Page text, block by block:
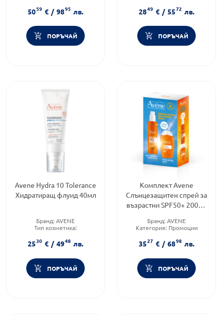
Форма на продукта:
комплект
5059 € / 9895 лв.
ПОРЪЧАЙ
2849 € / 5572 лв.
ПОРЪЧАЙ
Avene Hydra 10 Tolerance
Хидратиращ флуид 40мл
Бранд: AVENE
Тип козметика:
Форма на продукта:флуид
2530 € / 4948 лв.
ПОРЪЧАЙ
Комплект Avene
Слънцезащитен спрей за
възрастни SPF50+ 200мл
SPF50+ 50мл
Бранд: AVENE
Категория: Промоции
комплект
3527 € / 6898 лв.
ПОРЪЧАЙ